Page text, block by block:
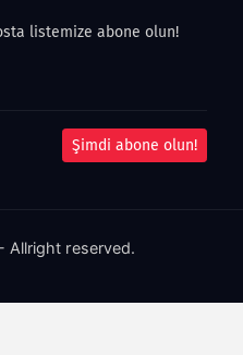
listemize abone olun!
Şimdi abone olun!
reserved.